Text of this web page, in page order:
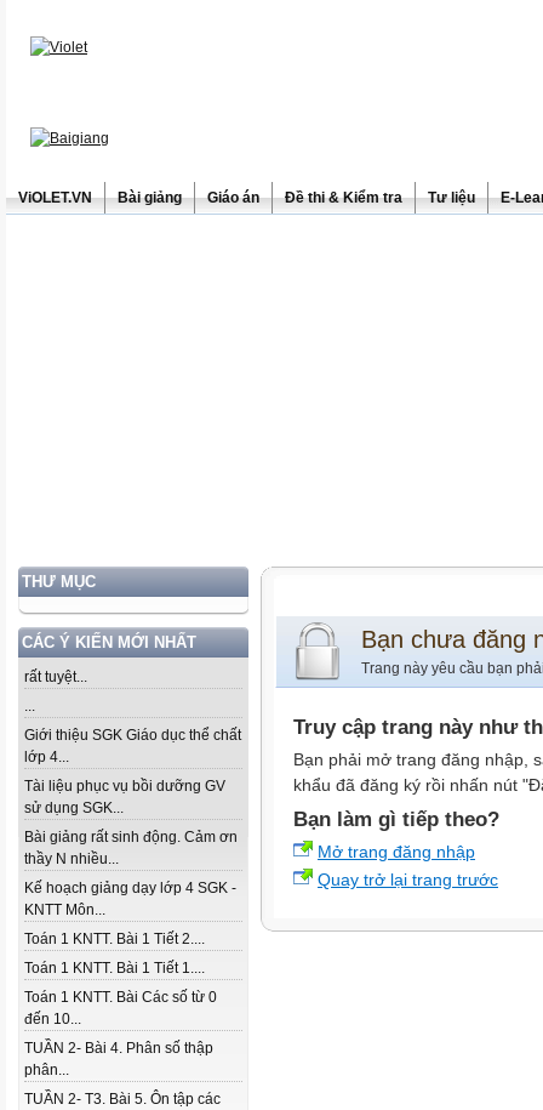
ViOLET.VN Bài giảng Giáo án Đề thi & Kiểm tra Tư liệu E-
THƯ MỤC
CÁC Ý KIẾN MỚI NHẤT
rất tuyệt...
...
Giới thiệu SGK Giáo dục thể chất
lớp 4...
Tài liệu phục vụ bồi dưỡng GV
sử dụng SGK...
Bài giảng rất sinh động. Cảm ơn
thầy N nhiều...
Kế hoạch giảng dạy lớp 4 SGK -
KNTT Môn...
Toán 1 KNTT. Bài 1 Tiết 2....
Toán 1 KNTT. Bài 1 Tiết 1....
Toán 1 KNTT. Bài Các số từ 0
đến 10...
TUẦN 2- Bài 4. Phân số thập
phân...
TUẦN 2- T3. Bài 5. Ôn tập các
Bạn chưa đăng
Trang này yêu cầu bạn
Truy cập trang này như
Bạn phải mở trang đăng nhập,
khẩu đã đăng ký rồi nhấn nút
Bạn làm gì tiếp theo?
Mở trang đăng nhập
Quay trở lại trang trước